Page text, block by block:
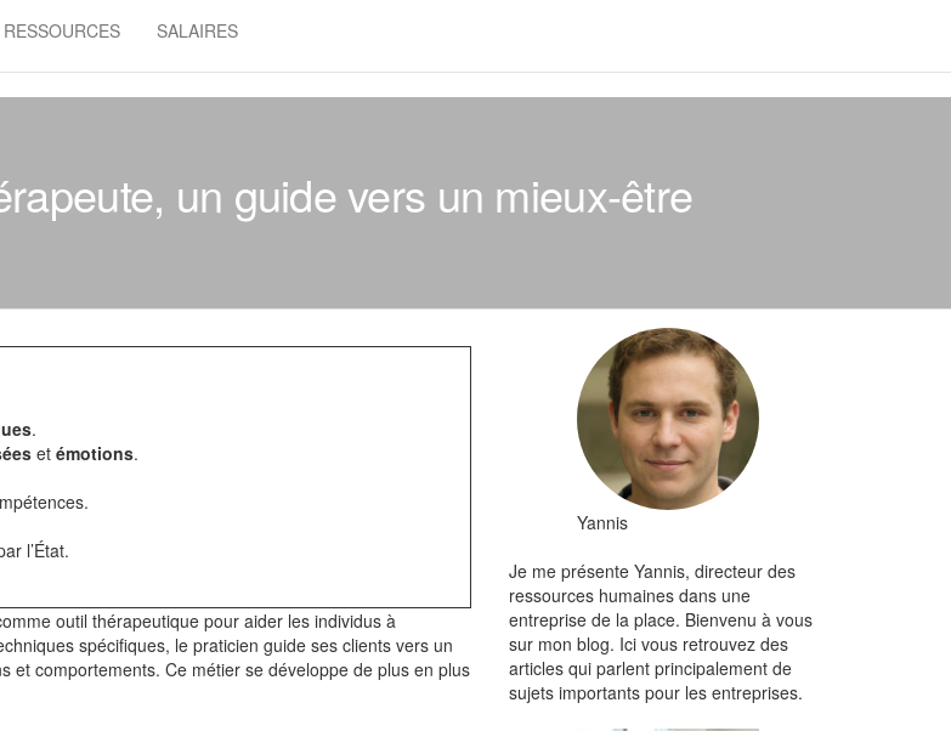
RESSOURCES SALAIRES
un guide vers un mieux-être
.
et émotions.
l’État.
outil thérapeutique pour aider les individus à
spécifiques, le praticien guide ses clients vers un
et comportements. Ce métier se développe de plus en plus
Yannis
Je me présente Yannis, directeur des
ressources humaines dans une
entreprise de la place. Bienvenu à vous
sur mon blog. Ici vous retrouvez des
articles qui parlent principalement de
sujets importants pour les entreprises.